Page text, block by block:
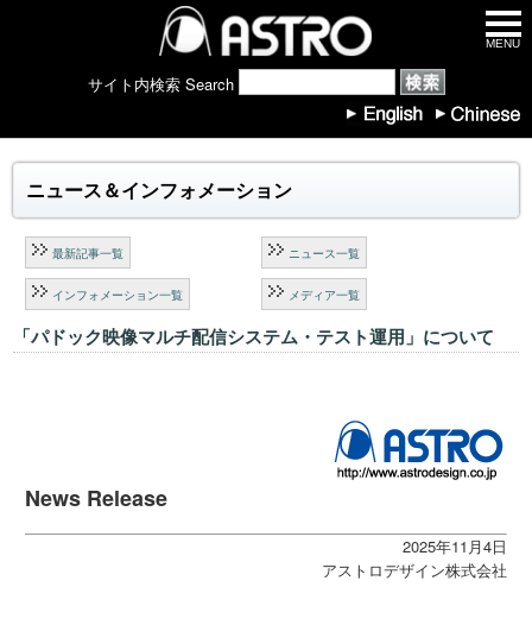
サイト内検索 Search
MENU
ニュース＆インフォメーション
最新記事一覧 ニュース一覧
インフォメーション一覧 メディア一覧
「パドック映像マルチ配信システム・テスト運用」について
News Release
2025年11月4日
アストロデザイン株式会社